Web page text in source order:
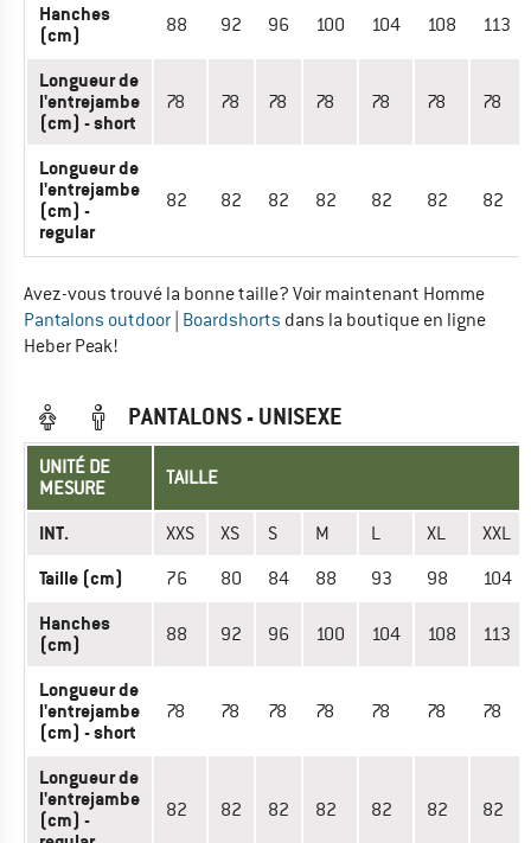
Hanches
(cm)
88 92 96 100 104 108 113
Longueur de
l'entrejambe
(cm) - short
78 78 78 78 78 78 78
Longueur de
l'entrejambe
(cm) -
regular
82 82 82 82 82 82 82
Avez-vous trouvé la bonne taille? Voir maintenant Homme
Pantalons outdoor Boardshorts dans la boutique en ligne
Heber Peak!
PANTALONS - UNISEXE
UNITÉ DE
MESURE
TAILLE
INT. XXS XS S M L XL XXL
Taille (cm) 76 80 84 88 93 98 104
Hanches
(cm)
88 92 96 100 104 108 113
Longueur de
l'entrejambe
(cm) - short
78 78 78 78 78 78 78
Longueur de
l'entrejambe
(cm) -
82 82 82 82 82 82 82